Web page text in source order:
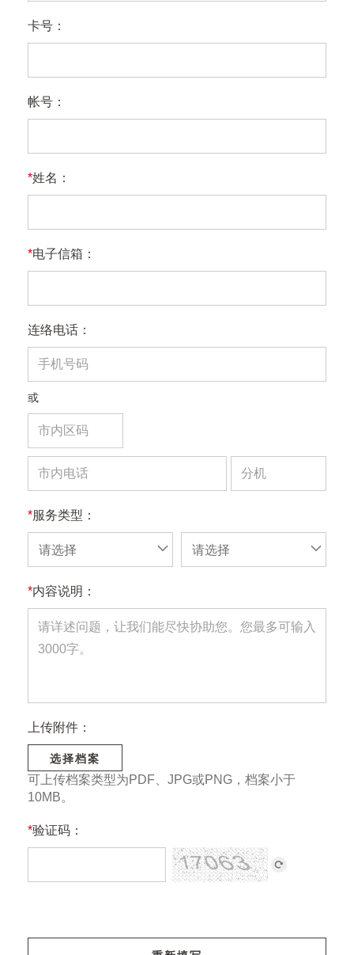
卡号：
帐号：
*姓名：
*电子信箱：
连络电话：
或
*服务类型：
请选择 请选择
*内容说明：
上传附件：
选择档案
可上传档案类型为PDF、JPG或PNG，档案小于
10MB。
*验证码：